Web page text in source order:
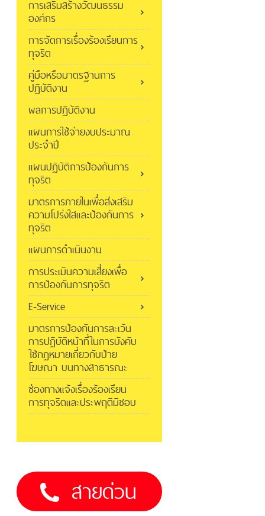
การเสริมสร้างวัฒนธรรม
องค์กร
การจัดการเรื่องร้องเรียนการ
ทุจริต
คู่มือหรือมาตรฐานการ
ปฏิบัติงาน
ผลการปฏิบัติงาน
แผนการใช้จ่ายงบประมาณ
ประจำปี
แผนปฏิบัติการป้องกันการ
ทุจริต
มาตรการภายในเพื่อส่งเสริม
ความโปร่งใสและป้องกันการ
ทุจริต
แผนการดำเนินงาน
การประเมินความเสี่ยงเพื่อ
การป้องกันการทุจริต
E-Service
มาตรการป้องกันการละเว้น
การปฏิบัติหน้าที่ในการบังคับ
ใช้กฎหมายเกี่ยวกับป้าย
โฆษณา บนทางสาธารณะ
ช่องทางแจ้งเรื่องร้องเรียน
การทุจริตและประพฤติมิชอบ
สายด่วน